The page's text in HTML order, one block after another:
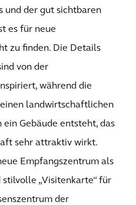
und der gut sichtbaren
es für neue
zu finden. Die Details
von der
während die
landwirtschaftlichen
Gebäude entsteht, das
sehr attraktiv wirkt.
Empfangszentrum als
„Visitenkarte“ für
der